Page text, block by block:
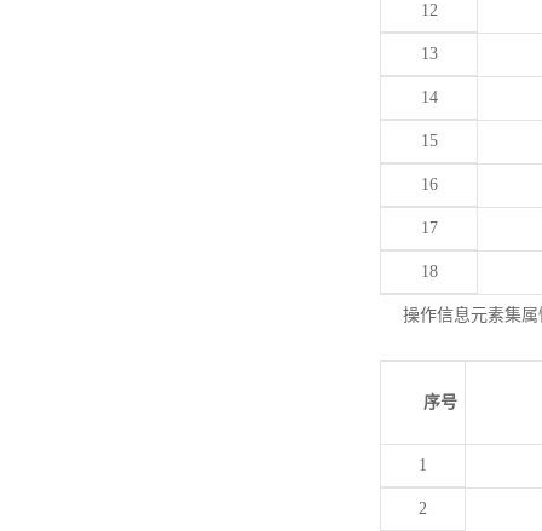
12
13
14
15
16
17
18
操作信息元素集
序号
1
2